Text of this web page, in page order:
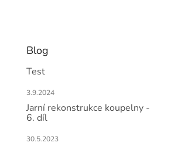
Blog
Test
3.9.2024
Jarní rekonstrukce koupelny -
6. díl
30.5.2023